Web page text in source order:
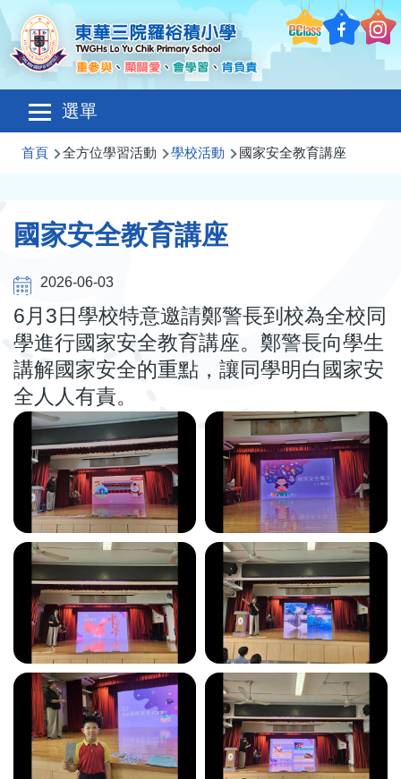
移至主內容
選單
Main
navigation
導
結
首頁 全方位學習活動 學校活動 國家安全教育講座
國家安全教育講座
2026-06-03
6 月 3 日學校特意邀請鄭警長到校為全校同
學進行國家安全教育講座。鄭警長向學生
講解國家安全的重點，讓同學明白國家安
全人人有責。